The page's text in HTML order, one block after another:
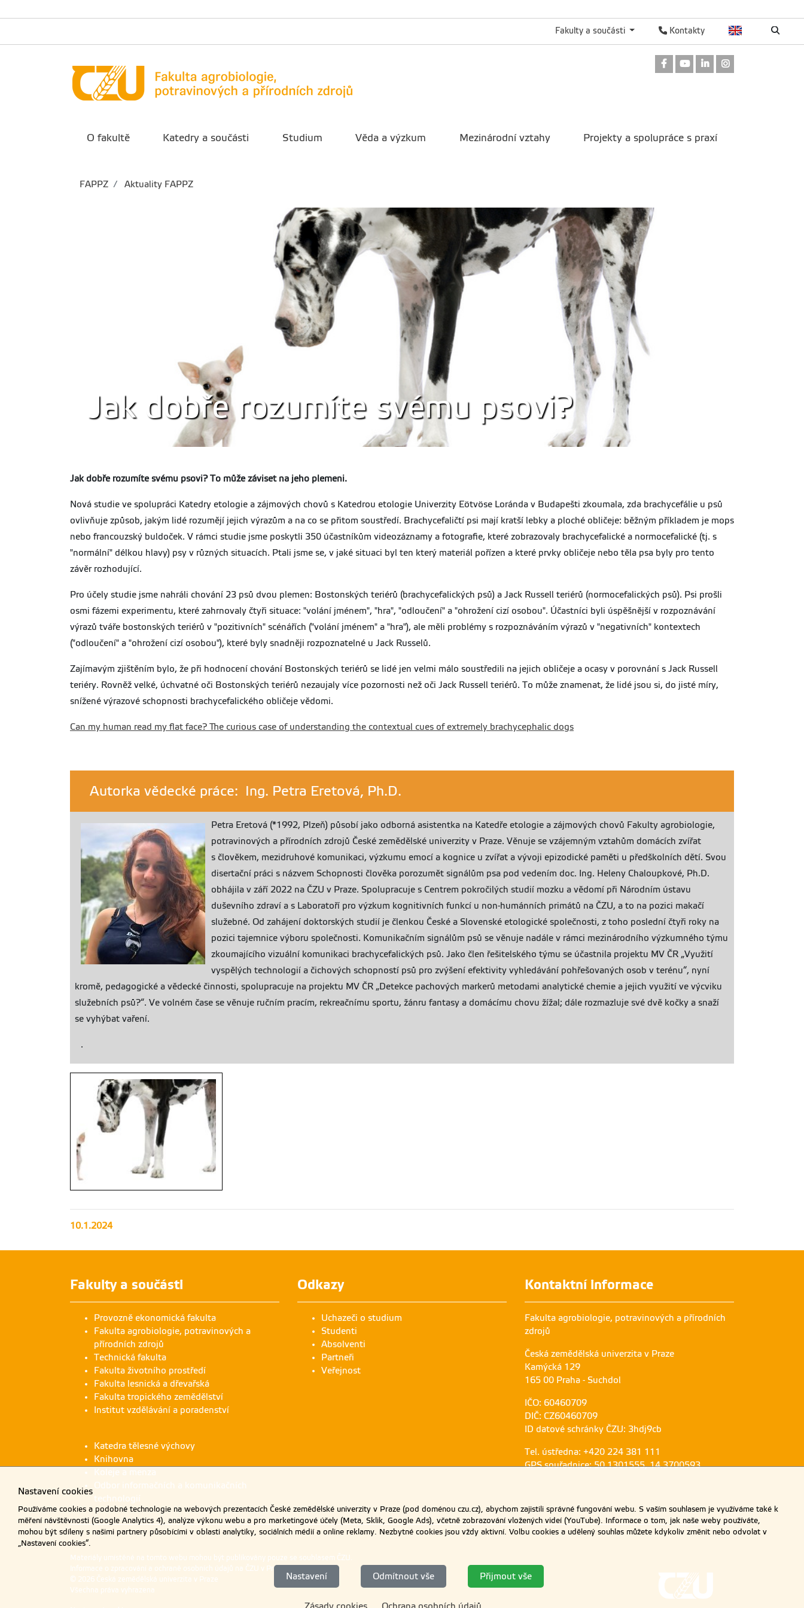
Kontakty
Fakulty a součásti
Odkaz na Facebook
Odkaz na Youtube
Odkaz na LinkedIn
O fakultě Katedry a součásti Studium Věda a výzkum Mezinárodní vztahy Projekty a spolupráce s praxí
FAPPZ Aktuality FAPPZ
Jak dobře rozumíte svému psovi?
Jak dobře rozumíte svému psovi? To může záviset na jeho plemeni.
Nová studie ve spolupráci Katedry etologie a zájmových chovů s Katedrou etologie Univerzity Eötvöse Loránda v Budapešti zkoumala, zda brachycefálie u psů
ovlivňuje způsob, jakým lidé rozumějí jejich výrazům a na co se přitom soustředí. Brachycefaličtí psi mají kratší lebky a ploché obličeje: běžným příkladem je mops
nebo francouzský buldoček. V rámci studie jsme poskytli 350 účastníkům videozáznamy a fotografie, které zobrazovaly brachycefalické a normocefalické (tj. s
"normální" délkou hlavy) psy v různých situacích. Ptali jsme se, v jaké situaci byl ten který materiál pořízen a které prvky obličeje nebo těla psa byly pro tento
závěr rozhodující.
Pro účely studie jsme nahráli chování 23 psů dvou plemen: Bostonských teriérů (brachycefalických psů) a Jack Russell teriérů (normocefalických psů). Psi prošli
osmi fázemi experimentu, které zahrnovaly čtyři situace: "volání jménem", "hra", "odloučení" a "ohrožení cizí osobou". Účastníci byli úspěšnější v rozpoznávání
výrazů tváře bostonských teriérů v "pozitivních" scénářích ("volání jménem" a "hra"), ale měli problémy s rozpoznáváním výrazů v "negativních" kontextech
("odloučení" a "ohrožení cizí osobou"), které byly snadněji rozpoznatelné u Jack Russelů.
Zajímavým zjištěním bylo, že při hodnocení chování Bostonských teriérů se lidé jen velmi málo soustředili na jejich obličeje a ocasy v porovnání s Jack Russell
teriéry. Rovněž velké, úchvatné oči Bostonských teriérů nezaujaly více pozornosti než oči Jack Russell teriérů. To může znamenat, že lidé jsou si, do jisté míry,
snížené výrazové schopnosti brachycefalického obličeje vědomi.
Can my human read my flat face? The curious case of understanding the contextual cues of extremely brachycephalic dogs
Autorka vědecké práce: Ing. Petra Eretová, Ph.D.
Petra Eretová (*1992, Plzeň) působí jako odborná asistentka na Katedře etologie a zájmových chovů Fakulty agrobiologie,
potravinových a přírodních zdrojů České zemědělské univerzity v Praze. Věnuje se vzájemným vztahům domácích zvířat
s člověkem, mezidruhové komunikaci, výzkumu emocí a kognice u zvířat a vývoji epizodické paměti u předškolních dětí. Svou
disertační práci s názvem Schopnosti člověka porozumět signálům psa pod vedením doc. Ing. Heleny Chaloupkové, Ph.D.
obhájila v září 2022 na ČZU v Praze. Spolupracuje s Centrem pokročilých studií mozku a vědomí při Národním ústavu
duševního zdraví a s Laboratoří pro výzkum kognitivních funkcí u non-humánních primátů na ČZU, a to na pozici makačí
služebné. Od zahájení doktorských studií je členkou České a Slovenské etologické společnosti, z toho poslední čtyři roky na
pozici tajemnice výboru společnosti. Komunikačním signálům psů se věnuje nadále v rámci mezinárodního výzkumného týmu
zkoumajícího vizuální komunikaci brachycefalických psů. Jako člen řešitelského týmu se účastnila projektu MV ČR „Využití
vyspělých technologií a čichových schopností psů pro zvýšení efektivity vyhledávání pohřešovaných osob v terénu“, nyní
kromě, pedagogické a vědecké činnosti, spolupracuje na projektu MV ČR „Detekce pachových markerů metodami analytické chemie a jejich využití ve výcviku
služebních psů?“. Ve volném čase se věnuje ručním pracím, rekreačnímu sportu, žánru fantasy a domácímu chovu žížal; dále rozmazluje své dvě kočky a snaží
se vyhýbat vaření.
.
10.1.2024
Fakulty a součásti
Provozně ekonomická fakulta
Fakulta agrobiologie, potravinových a
přírodních zdrojů
Technická fakulta
Fakulta životního prostředí
Fakulta lesnická a dřevařská
Fakulta tropického zemědělství
Institut vzdělávání a poradenství
Katedra tělesné výchovy
Knihovna
Koleje a menza
Odbor informačních a komunikačních
technologií
Odkazy
Uchazeči o studium
Studenti
Absolventi
Partneři
Veřejnost
Kontaktní informace
Fakulta agrobiologie, potravinových a přírodních
zdrojů
Česká zemědělská univerzita v Praze
Kamýcká 129
165 00 Praha - Suchdol
IČO: 60460709
DIČ: CZ60460709
ID datové schránky ČZU: 3hdj9cb
Tel. ústředna: +420 224 381 111
GPS souřadnice: 50.1301555, 14.3700593
Materiály umístěné na tomto webu mohou být publikovány pouze se souhlasem ČZU.
Informace o zpracování a ochraně osobních údajů na ČZU v Praze
© 2026 Česká zemědělská univerzita v Praze
Všechna práva vyhrazena
Nastavení cookies
Používáme cookies a podobné technologie na webových prezentacích České zemědělské univerzity v Praze (pod doménou czu.cz), abychom zajistili správné fungování webu. S vaším souhlasem je využíváme také k
měření návštěvnosti (Google Analytics 4), analýze výkonu webu a pro marketingové účely (Meta, Sklik, Google Ads), včetně zobrazování vložených videí (YouTube). Informace o tom, jak naše weby používáte,
mohou být sdíleny s našimi partnery působícími v oblasti analytiky, sociálních médií a online reklamy. Nezbytné cookies jsou vždy aktivní. Volbu cookies a udělený souhlas můžete kdykoliv změnit nebo odvolat v
„Nastavení cookies“.
Nastavení Odmítnout vše Přijmout vše